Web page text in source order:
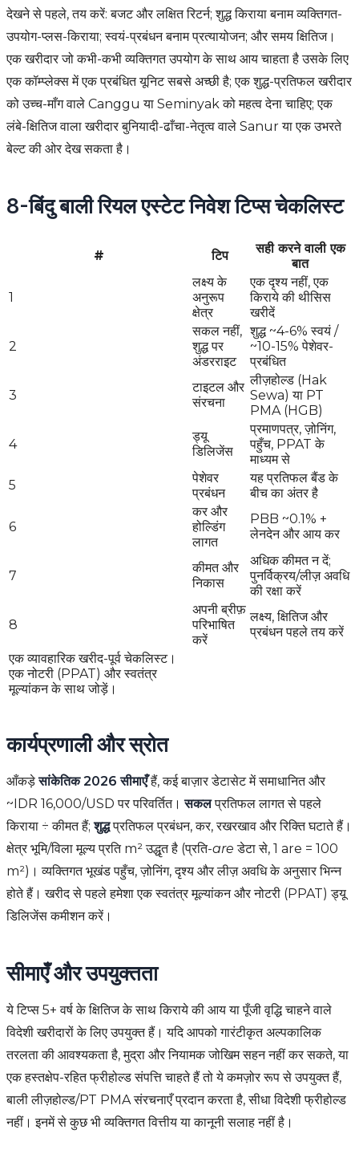
देखने से पहले, तय करें: बजट और लक्षित रिटर्न; शुद्ध किराया बनाम व्यक्तिगत-
उपयोग-प्लस-किराया; स्वयं-प्रबंधन बनाम प्रत्यायोजन; और समय क्षितिज।
एक खरीदार जो कभी-कभी व्यक्तिगत उपयोग के साथ आय चाहता है उसके लिए
एक कॉम्प्लेक्स में एक प्रबंधित यूनिट सबसे अच्छी है; एक शुद्ध-प्रतिफल खरीदार
को उच्च-माँग वाले Canggu या Seminyak को महत्व देना चाहिए; एक
लंबे-क्षितिज वाला खरीदार बुनियादी-ढाँचा-नेतृत्व वाले Sanur या एक उभरते
बेल्ट की ओर देख सकता है।
8-बिंदु बाली रियल एस्टेट निवेश टिप्स चेकलिस्ट
# टिप
सही करने वाली एक
बात
1
लक्ष्य के
अनुरूप
क्षेत्र
एक दृश्य नहीं, एक
किराये की थीसिस
खरीदें
2
सकल नहीं,
शुद्ध पर
अंडरराइट
शुद्ध ~4-6% स्वयं /
~10-15% पेशेवर-
प्रबंधित
3
टाइटल और
संरचना
लीज़होल्ड (Hak
Sewa) या PT
PMA (HGB)
4
ड्यू
डिलिजेंस
प्रमाणपत्र, ज़ोनिंग,
पहुँच, PPAT के
माध्यम से
5
पेशेवर
प्रबंधन
यह प्रतिफल बैंड के
बीच का अंतर है
6
कर और
होल्डिंग
लागत
PBB ~0.1% +
लेनदेन और आय कर
7
कीमत और
निकास
अधिक कीमत न दें;
पुनर्विक्रय/लीज़ अवधि
की रक्षा करें
8
अपनी ब्रीफ़
परिभाषित
करें
लक्ष्य, क्षितिज और
प्रबंधन पहले तय करें
एक व्यावहारिक खरीद-पूर्व चेकलिस्ट।
एक नोटरी (PPAT) और स्वतंत्र
मूल्यांकन के साथ जोड़ें।
कार्यप्रणाली और स्रोत
आँकड़ेसांकेतिक 2026 सीमाएँहैं, कई बाज़ार डेटासेट में समाधानित और
~IDR 16,000/USD पर परिवर्तित।सकलप्रतिफल लागत से पहले
किराया ÷ कीमत हैं;शुद्धप्रतिफल प्रबंधन, कर, रखरखाव और रिक्ति घटाते हैं।
क्षेत्र भूमि/विला मूल्य प्रति m² उद्धृत है (प्रति-are डेटा से, 1 are = 100
m²)। व्यक्तिगत भूखंड पहुँच, ज़ोनिंग, दृश्य और लीज़ अवधि के अनुसार भिन्न
होते हैं। खरीद से पहले हमेशा एक स्वतंत्र मूल्यांकन और नोटरी (PPAT) ड्यू
डिलिजेंस कमीशन करें।
सीमाएँ और उपयुक्तता
ये टिप्स 5+ वर्ष के क्षितिज के साथ किराये की आय या पूँजी वृद्धि चाहने वाले
विदेशी खरीदारों के लिए उपयुक्त हैं। यदि आपको गारंटीकृत अल्पकालिक
तरलता की आवश्यकता है, मुद्रा और नियामक जोखिम सहन नहीं कर सकते, या
एक हस्तक्षेप-रहित फ्रीहोल्ड संपत्ति चाहते हैं तो ये कमज़ोर रूप से उपयुक्त हैं,
बाली लीज़होल्ड/PT PMA संरचनाएँ प्रदान करता है, सीधा विदेशी फ्रीहोल्ड
नहीं। इनमें से कुछ भी व्यक्तिगत वित्तीय या कानूनी सलाह नहीं है।